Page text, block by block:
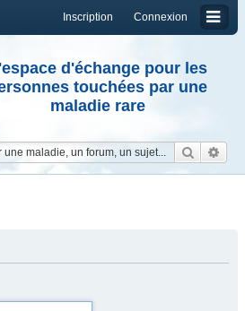
Connexion
Inscription
d'échange pour les
touchées par une
maladie rare